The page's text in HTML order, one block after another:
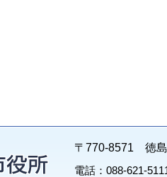
〒770-8571 徳
電話：088-621-